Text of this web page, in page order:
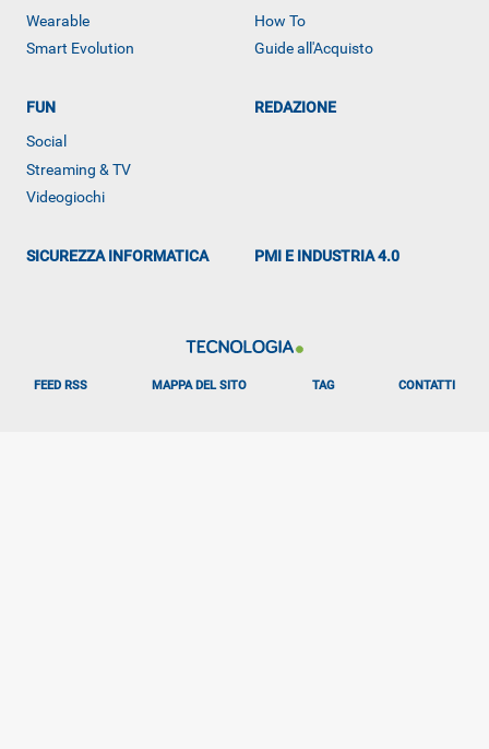
ALTRO
Wearable
Smart Evolution
How To
Guide all'Acquisto
FUN
Social
Streaming & TV
Videogiochi
REDAZIONE
SICUREZZA INFORMATICA PMI E INDUSTRIA 4.0
FEED RSS MAPPA DEL SITO TAG CONTATTI